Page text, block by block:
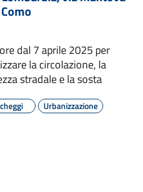
dal 7 aprile 2025 per
la circolazione, la
stradale e la sosta
Urbanizzazione